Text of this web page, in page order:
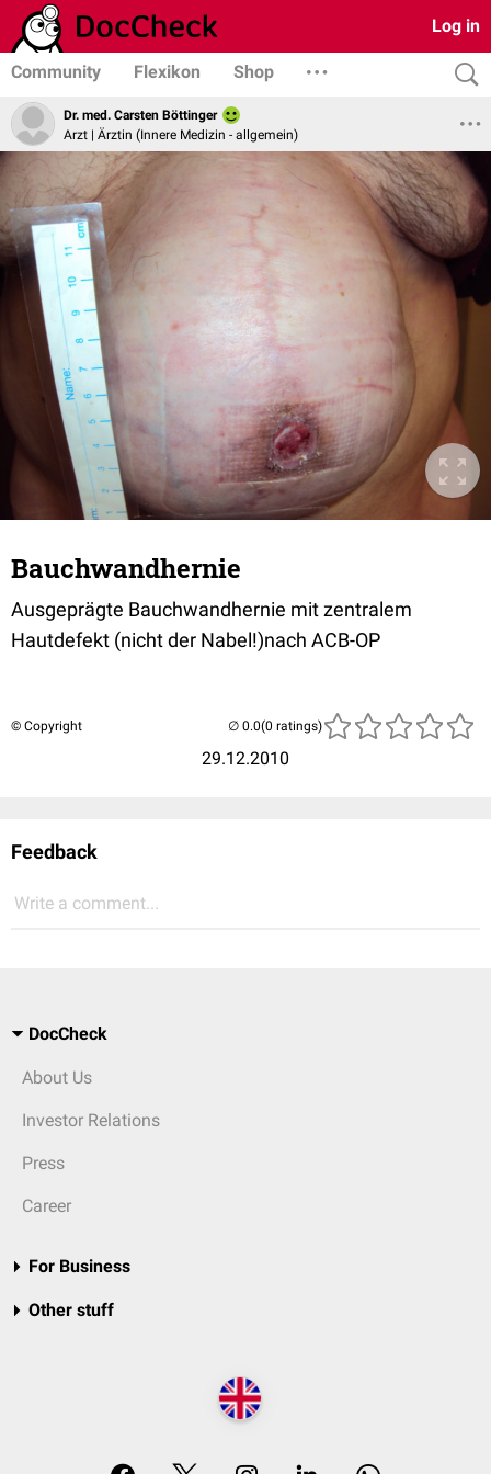
Log in
Community Flexikon Shop
Dr. med. Carsten Böttinger
Arzt | Ärztin (Innere Medizin - allgemein)
Bauchwandhernie
Ausgeprägte Bauchwandhernie mit zentralem
Hautdefekt (nicht der Nabel!)nach ACB-OP
© Copyright
29.12.2010
(0 ratings)
Feedback
Write a comment...
DocCheck
About Us
Investor Relations
Press
Career
For Business
Other stuff